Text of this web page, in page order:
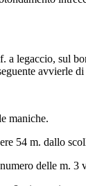
a legaccio, sul
avvierle
maniche.
54 m. dallo
delle m.